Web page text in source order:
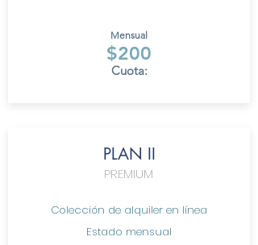
Mensual
Cuota:
$200
PLAN II
PREMIUM
Colección de alquiler en línea
Estado mensual